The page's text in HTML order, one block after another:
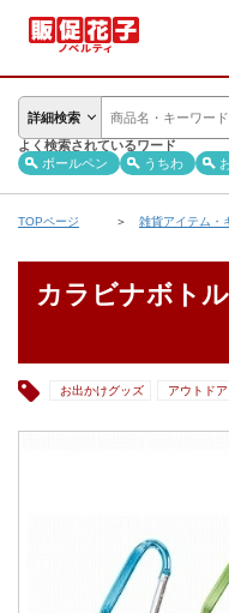
詳細検索
よく検索されているワード
ボールペン
うちわ
TOPページ 雑貨アイテム・
カラビナボト
お出かけグッズ アウトドア